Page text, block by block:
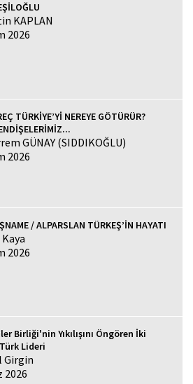
KAPLAN
2026
TÜRKİYE’Yİ NEREYE GÖTÜRÜR?
GÜNAY (SIDDIKOĞLU)
2026
/ ALPARSLAN TÜRKEŞ’İN HAYATI
2026
Birliği'nin Yıkılışını Öngören İki
Lideri
Girgin
2026